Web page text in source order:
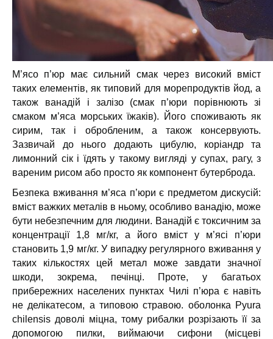
М’ясо п’юр має сильний смак через високий вміст
таких елементів, як типовий для морепродуктів йод, а
також ванадій і залізо (смак п’юри порівнюють зі
смаком м’яса морських їжаків). Його споживають як
сирим, так і обробленим, а також консервують.
Зазвичай до нього додають цибулю, коріандр та
лимонний сік і їдять у такому вигляді у супах, рагу, з
вареним рисом або просто як компонент бутерброда.
Безпека вживання м’яса п’юри є предметом дискусій:
вміст важких металів в ньому, особливо ванадію, може
бути небезпечним для людини. Ванадій є токсичним за
концентрації 1,8 мг/кг, а його вміст у м’ясі п’юри
становить 1,9 мг/кг. У випадку регулярного вживання у
таких кількостях цей метал може завдати значної
шкоди, зокрема, печінці. Проте, у багатьох
прибережних населених пунктах Чилі п’юра є навіть
не делікатесом, а типовою стравою. оболонка Pyura
chilensis доволі міцна, тому рибалки розрізають її за
допомогою пилки, виймаючи сифони (місцеві